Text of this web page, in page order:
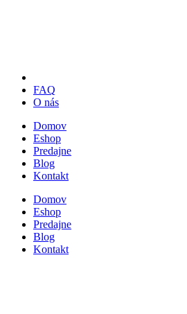
FAQ
O nás
Domov
Eshop
Predajne
Blog
Kontakt
Domov
Eshop
Predajne
Blog
Kontakt